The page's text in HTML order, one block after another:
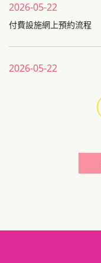
2026-05-22
付費設施網上預約流程
2026-05-22